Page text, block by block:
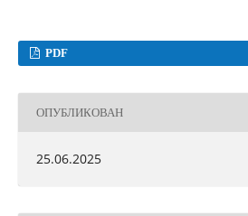
PDF
ОПУБЛИКОВАН
25.06.2025